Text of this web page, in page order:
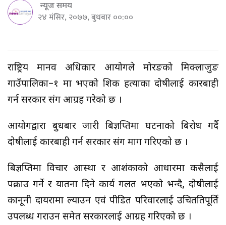
न्यूज समय
२४ मंसिर, २०७७, बुधबार ००:००
राष्ट्रिय मानव अधिकार आयोगले मोरङको मिक्लाजुङ
गाउँपालिका–१ मा भएको शिक्षक हत्याका दोषीलाई कारबाही
गर्न सरकार संग आग्रह गरेको छ ।
आयोगद्वारा बुधबार जारी बिज्ञप्तिमा घटनाको बिरोध गर्दै
दोषीलाई कारबाही गर्न सरकार संग माग गरिएको छ ।
बिज्ञप्तिमा विचार आस्था र आशंकाको आधारमा कसैलाई
पक्राउ गर्ने र यातना दिने कार्य गलत भएको भन्दै, दोषीलाई
कानूनी दायरामा ल्याउन एवं पीडित परिवारलाई उचितक्षतिपूर्ति
उपलब्ध गराउन समेत सरकारलाई आग्रह गरिएको छ ।